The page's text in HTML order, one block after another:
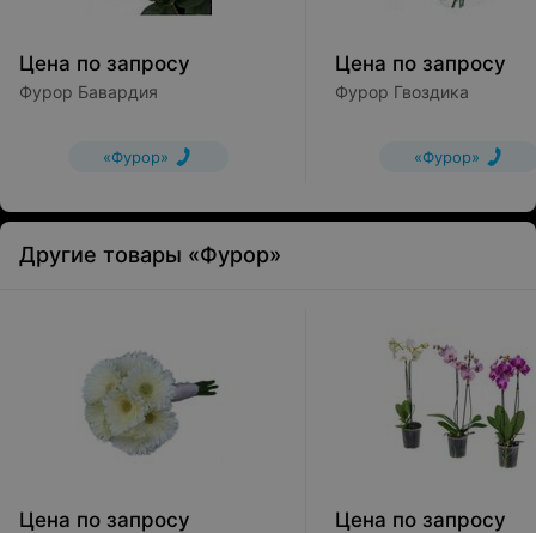
Цена по запросу
Фурор Бавардия
«Фурор»
Цена по запросу
Фурор Гвоздика
«Фурор»
Другие товары «Фурор»
Цена по запросу Цена по запросу